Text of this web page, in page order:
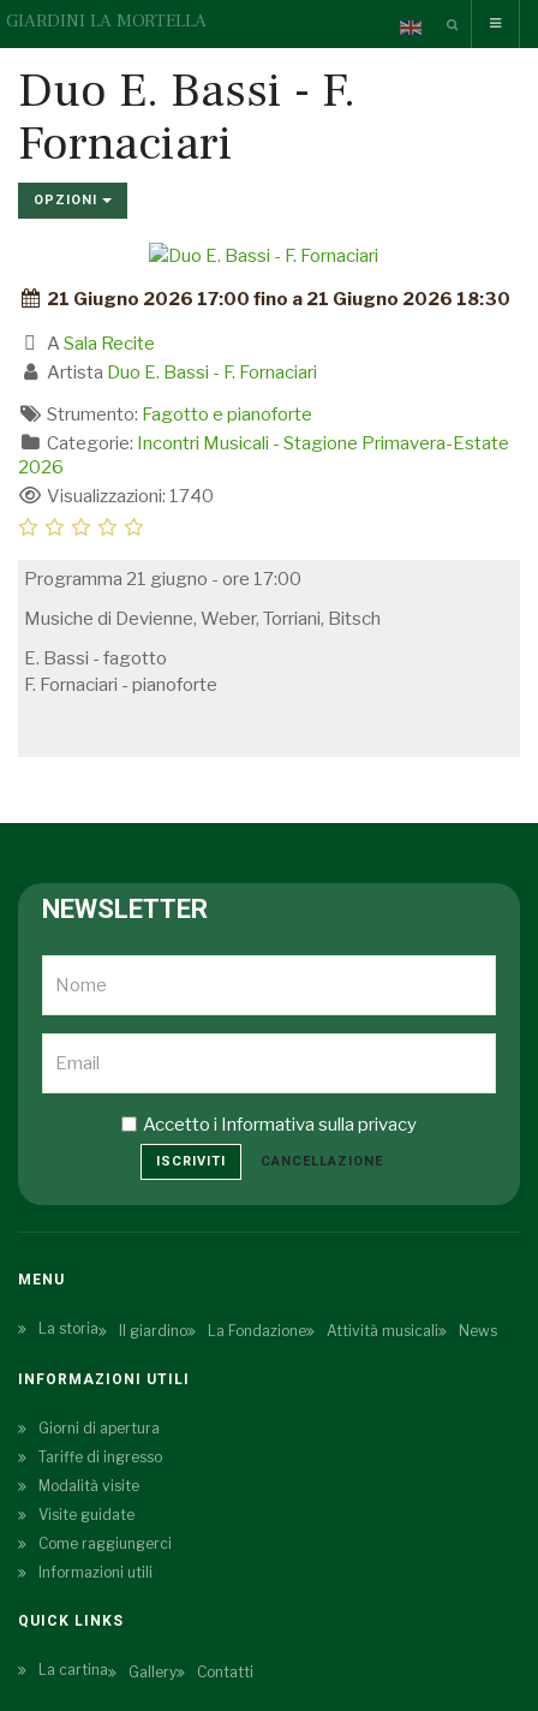
GIARDINI LA MORTELLA
Duo E. Bassi - F.
Fornaciari
OPZIONI
21 Giugno 2026 17:00 fino a 21 Giugno 2026 18:30
A Sala Recite
Artista Duo E. Bassi - F. Fornaciari
Strumento: Fagotto e pianoforte
Categorie: Incontri Musicali - Stagione Primavera-Estate
2026
Visualizzazioni: 1740
Programma 21 giugno - ore 17:00
Musiche di Devienne, Weber, Torriani, Bitsch
E. Bassi - fagotto
F. Fornaciari - pianoforte
NEWSLETTER
Accetto i Informativa sulla privacy
ISCRIVITI CANCELLAZIONE
MENU
La storia Il giardino La Fondazione Attività musicali News
INFORMAZIONI UTILI
Giorni di apertura
Tariffe di ingresso
Modalità visite
Visite guidate
Come raggiungerci
Informazioni utili
QUICK LINKS
La cartina Gallery Contatti